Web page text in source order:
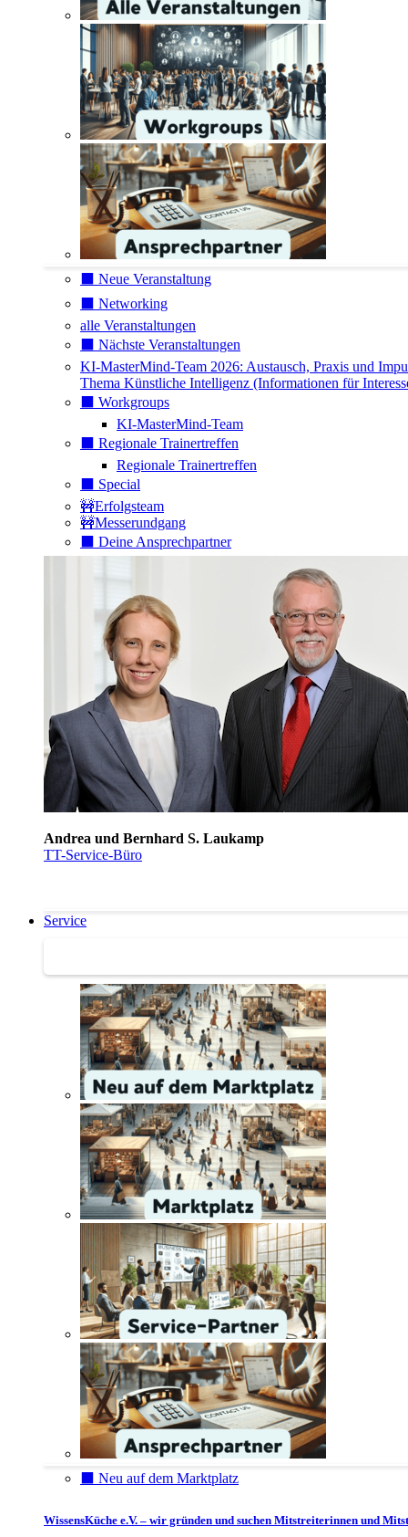
⬛️ Neue Veranstaltung
⬛️ Networking
alle Veranstaltungen
⬛️ Nächste Veranstaltungen
KI-MasterMind-Team 2026: Austausch, Praxis und
Thema Künstliche Intelligenz (Informationen für
⬛️ Workgroups
KI-MasterMind-Team
⬛️ Regionale Trainertreffen
Regionale Trainertreffen
⬛️ Special
🚧Erfolgsteam
🚧Messerundgang
⬛️ Deine Ansprechpartner
Andrea und Bernhard S. Laukamp
TT-Service-Büro
Service
⬛️ Neu auf dem Marktplatz
WissensKüche e.V. – wir gründen und suchen Mitstreiterinnen und